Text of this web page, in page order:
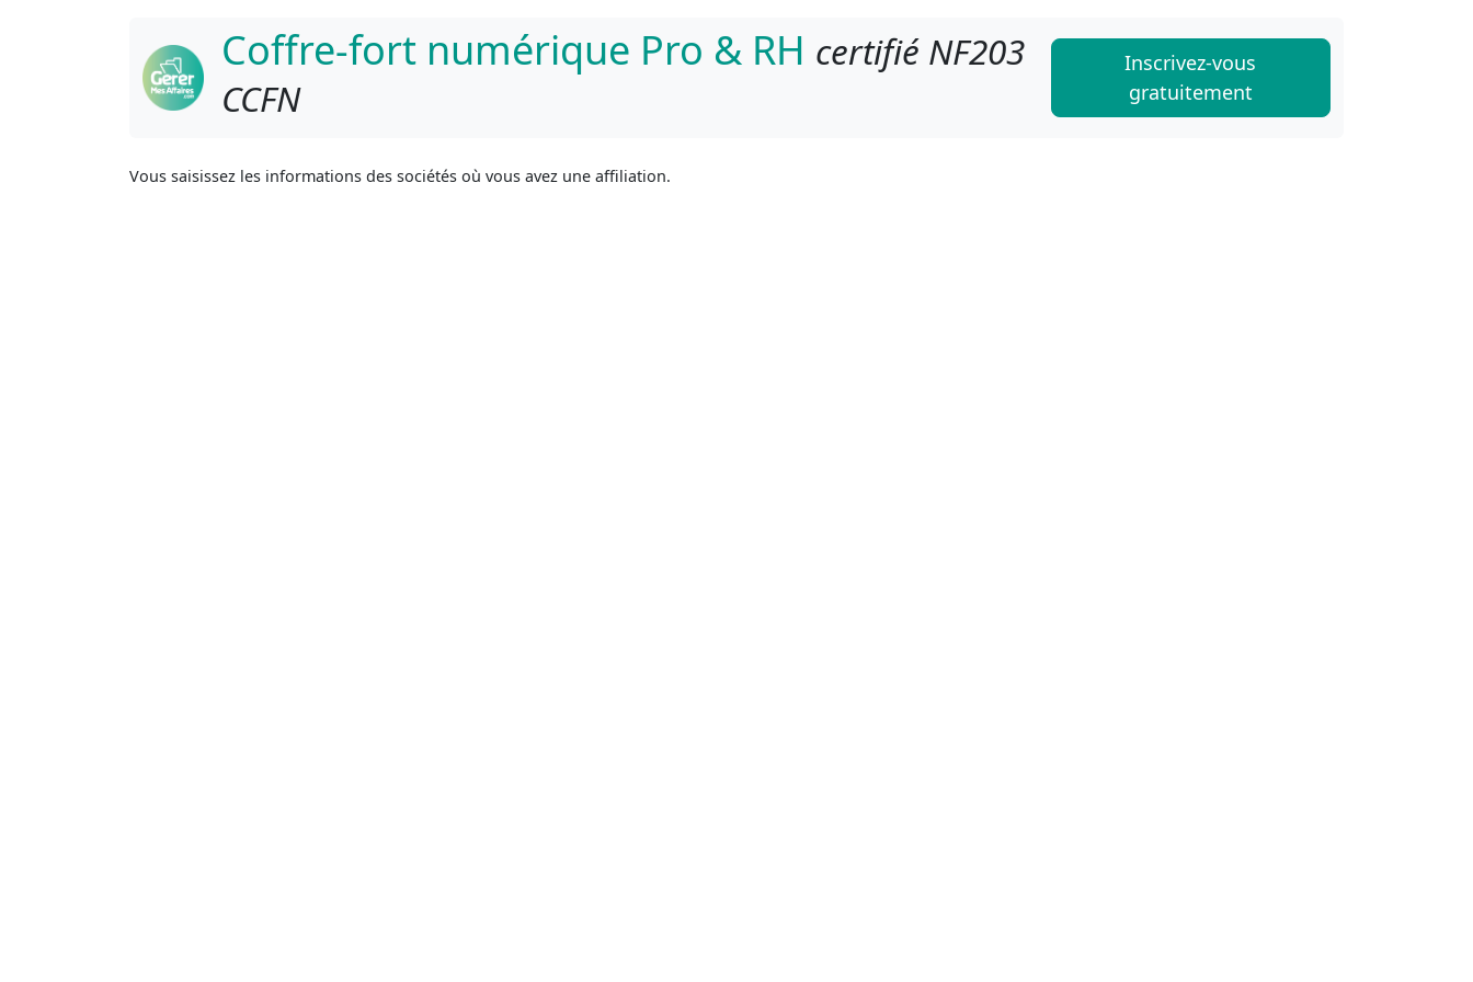
Coffre-fort numérique Pro & RH certifié NF203
CCFN
Inscrivez-vous
gratuitement
Vous saisissez les informations des sociétés où vous avez une affiliation.